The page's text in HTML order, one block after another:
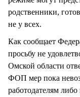
родственники,
не у всех.
Как сообщает
просьбу не
Омской области
ФОП мер пока
работодателям либо